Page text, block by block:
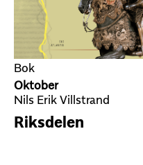
Bok
Oktober
Nils Erik Villstrand
Riksdelen